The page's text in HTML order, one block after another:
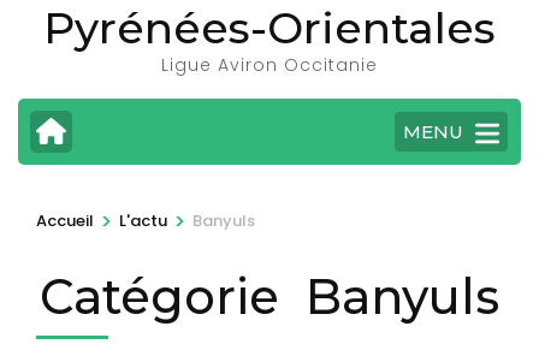
Pyrénées-Orientales
Ligue Aviron Occitanie
MENU
Accueil > L'actu > Banyuls
Catégorie Banyuls